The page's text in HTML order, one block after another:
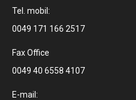
Tel. mobil:
0049 171 166 2517
Fax Office
0049 40 6558 4107
E-mail: